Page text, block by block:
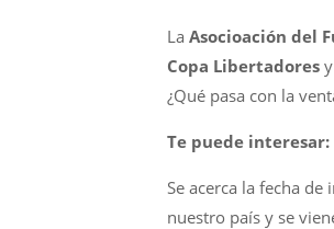
La Asocioación del
Copa Libertadores
¿Qué pasa con la
Te puede interesar:
Se acerca la fecha
nuestro país y se